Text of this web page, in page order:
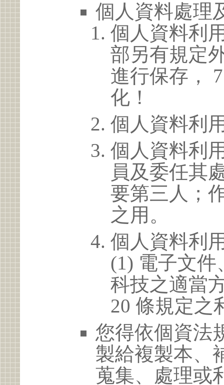
個人資料處理
個人資料利
部另有規定
進行保存，
化！
個人資料利
個人資料利
員及委任其
要第三人；
之用。
個人資料利
(1) 電子文
科技之適當
20 條規定之
您得依個資法
製給複製本、
蒐集、處理或